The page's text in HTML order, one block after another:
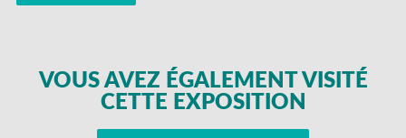
VOUS AVEZ ÉGALEMENT VISITÉ
CETTE EXPOSITION